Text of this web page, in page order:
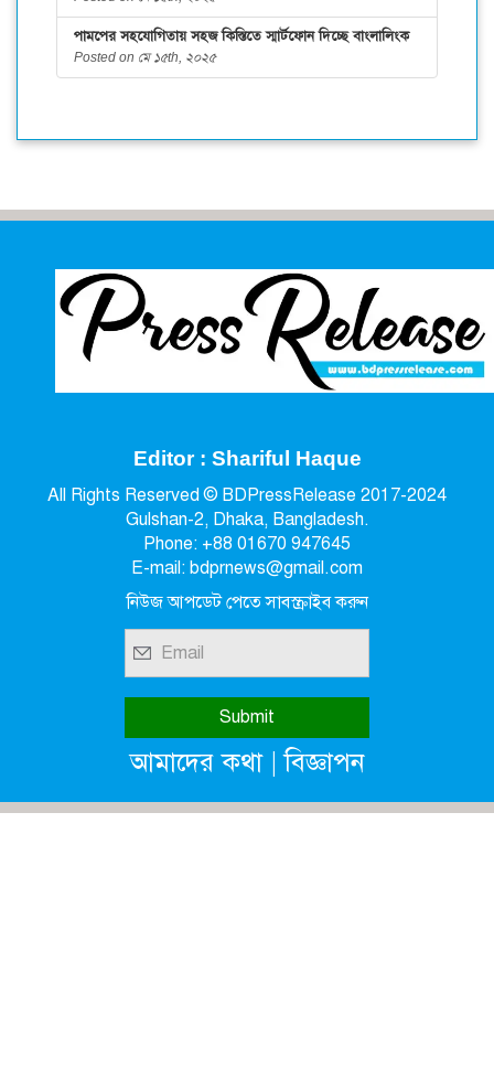
পামপের সহযোগিতায় সহজ কিস্তিতে স্মার্টফোন দিচ্ছে বাংলালিংক
Posted on মে ১৫th, ২০২৫
Editor : Shariful Haque
All Rights Reserved © BDPressRelease 2017-2024
Gulshan-2, Dhaka, Bangladesh.
Phone: +88 01670 947645
E-mail: bdprnews@gmail.com
নিউজ আপডেট পেতে সাবস্ক্রাইব করুন
আমাদের কথা|বিজ্ঞাপন